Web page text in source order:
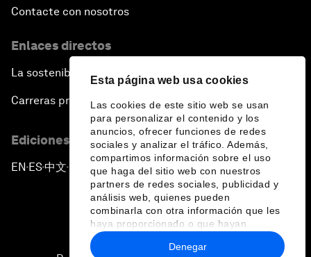
Esta página web usa cookies
Las cookies de este sitio web se usan
para personalizar el contenido y los
anuncios, ofrecer funciones de redes
sociales y analizar el tráfico. Además,
compartimos información sobre el uso
que haga del sitio web con nuestros
partners de redes sociales, publicidad y
análisis web, quienes pueden
combinarla con otra información que les
haya proporcionado o que hayan
recopilado a partir del uso que haya
hecho de sus servicios.
Denegar
Contacte con nosotros
Enlaces directos
La sostenibilidad en el Foro
Carreras profesionales
Ediciones en otros idiomas
EN ▪ES▪中文▪ 日本語